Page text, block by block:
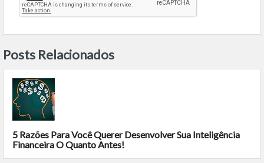
Posts Relacionados
5 Razões Para Você Querer Desenvolver Sua Inteligência
Financeira O Quanto Antes!